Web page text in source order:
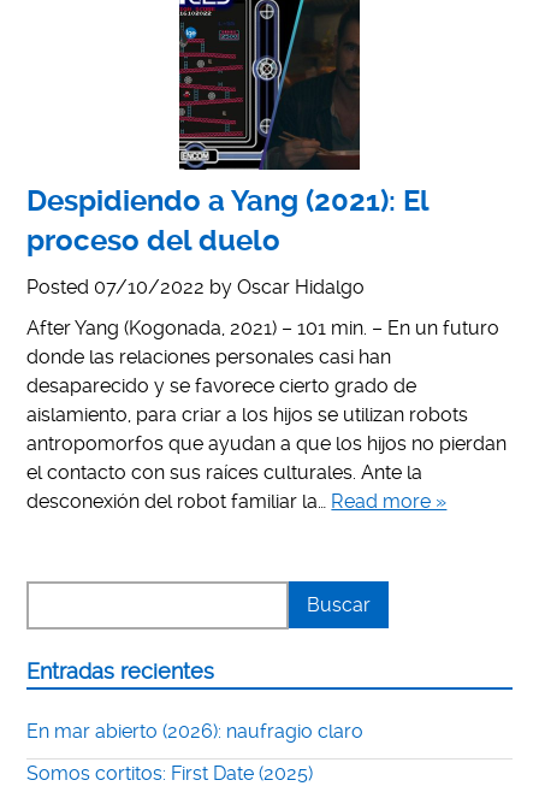
Despidiendo a Yang (2021): El
proceso del duelo
Posted 07/10/2022 byOscar Hidalgo
After Yang (Kogonada, 2021) – 101 min. – En un futuro
donde las relaciones personales casi han
desaparecido y se favorece cierto grado de
aislamiento, para criar a los hijos se utilizan robots
antropomorfos que ayudan a que los hijos no pierdan
el contacto con sus raíces culturales. Ante la
desconexión del robot familiar la… Read more »
Entradas recientes
En mar abierto (2026): naufragio claro
Somos cortitos: First Date (2025)